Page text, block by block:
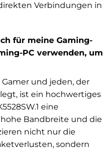
Verbindungen in
für meine Gaming-
PC verwenden, um
und jeden, der
ist ein hochwertiges
eine
Bandbreite und die
nicht nur die
sondern